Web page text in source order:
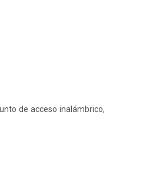
de acceso inalámbrico,